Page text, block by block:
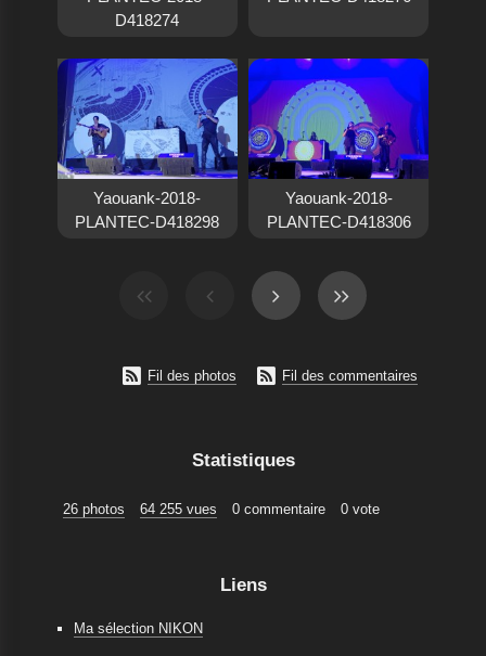
D418274
Yaouank-2018-
PLANTEC-D418298
Yaouank-2018-
PLANTEC-D418306
 Fil des photos  Fil des commentaires
Statistiques
26 photos 64 255 vues 0 commentaire 0 vote
Liens
Ma sélection NIKON